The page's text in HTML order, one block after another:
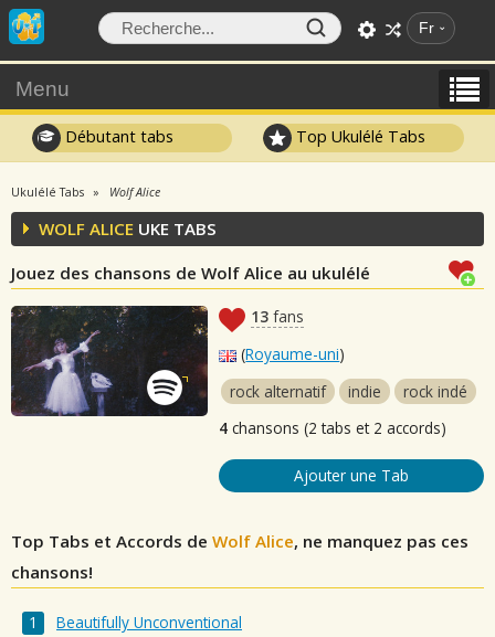
Fr
Menu
Débutant tabs Top Ukulélé Tabs
Ukulélé Tabs Wolf Alice
WOLF ALICE UKE TABS
Jouez des chansons de Wolf Alice au ukulélé
13 fans
(Royaume-uni)
rock alternatif
indie
rock indé
4 chansons (2 tabs et 2 accords)
Ajouter une Tab
Top Tabs et Accords de Wolf Alice, ne manquez pas ces
chansons!
Beautifully Unconventional